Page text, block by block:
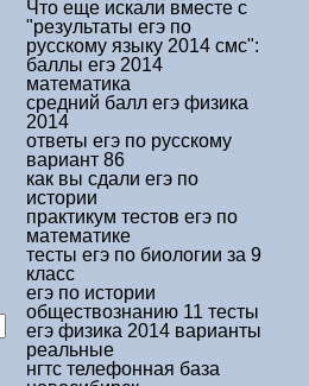
Что еще искали вместе с
"результаты егэ по
русскому языку 2014 смс":
баллы егэ 2014
математика
средний балл егэ физика
2014
ответы егэ по русскому
вариант 86
как вы сдали егэ по
истории
практикум тестов егэ по
математике
тесты егэ по биологии за 9
класс
егэ по истории
обществознанию 11 тесты
егэ физика 2014 варианты
реальные
нгтс телефонная база